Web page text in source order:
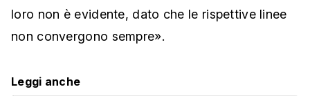
loro non è evidente, dato che le rispettive linee
non convergono sempre».
Leggi anche